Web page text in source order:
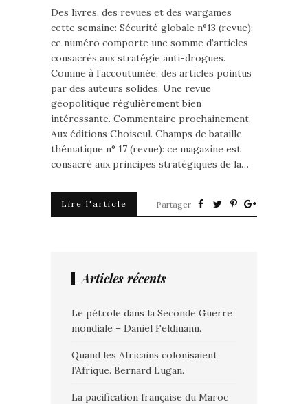
Des livres, des revues et des wargames
cette semaine: Sécurité globale n°13 (revue):
ce numéro comporte une somme d’articles
consacrés aux stratégie anti-drogues.
Comme à l’accoutumée, des articles pointus
par des auteurs solides. Une revue
géopolitique régulièrement bien
intéressante. Commentaire prochainement.
Aux éditions Choiseul. Champs de bataille
thématique n° 17 (revue): ce magazine est
consacré aux principes stratégiques de la…
Lire l'article Partager
Articles récents
Le pétrole dans la Seconde Guerre
mondiale – Daniel Feldmann.
Quand les Africains colonisaient
l’Afrique. Bernard Lugan.
La pacification française du Maroc